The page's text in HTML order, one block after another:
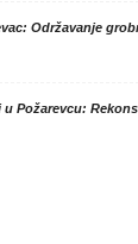
Održavanje
Požarevcu: